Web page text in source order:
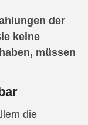
der
keine
müssen
die